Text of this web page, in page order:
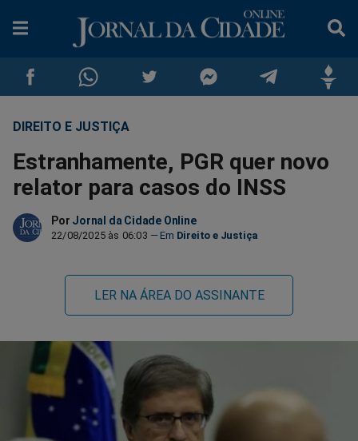
Compartilhar
no
Facebook
Compartilhar
no
Whatsapp
Compartilhar
no
Twitter
no
Messenger
no
no
DIREITO E JUSTIÇA
Estranhamente, PGR quer novo
relator para casos do INSS
Por Jornal da Cidade Online
22/08/2025 às 06:03 Direito e Justiça
LER NA ÁREA DO ASSINANTE